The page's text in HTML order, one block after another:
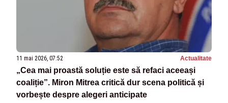
11 mai 2026, 07:52 Actualitate
„Cea mai proastă soluție este să refaci aceeași
coaliție”. Miron Mitrea critică dur scena politică și
vorbește despre alegeri anticipate